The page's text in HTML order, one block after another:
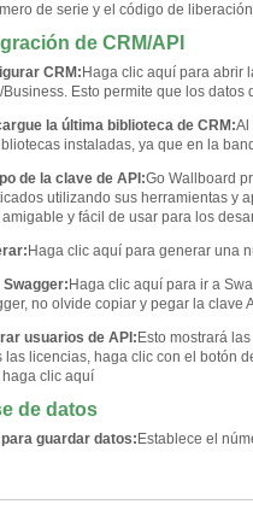
de serie y el código de
de CRM/API
CRM: Haga clic aquí para abrir
Business. Esto permite que los
la última biblioteca de CRM:Al
instaladas, ya que en la
de la clave de API:Go Wallboard
utilizando sus herramientas y
amigable y fácil de usar para los
Haga clic aquí para generar una
Haga clic aquí para ir a
no olvide copiar y pegar la clave
usuarios de API: Esto mostrará
las licencias, haga clic con el botón
haga clic aquí
de datos
para guardar datos: Establece el